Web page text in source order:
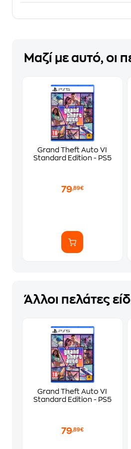
Μαζί με αυτό, οι
Grand Theft Auto VI
Standard Edition - PS5
79,89€
Άλλοι πελάτες
Grand Theft Auto VI
Standard Edition - PS5
79,89€